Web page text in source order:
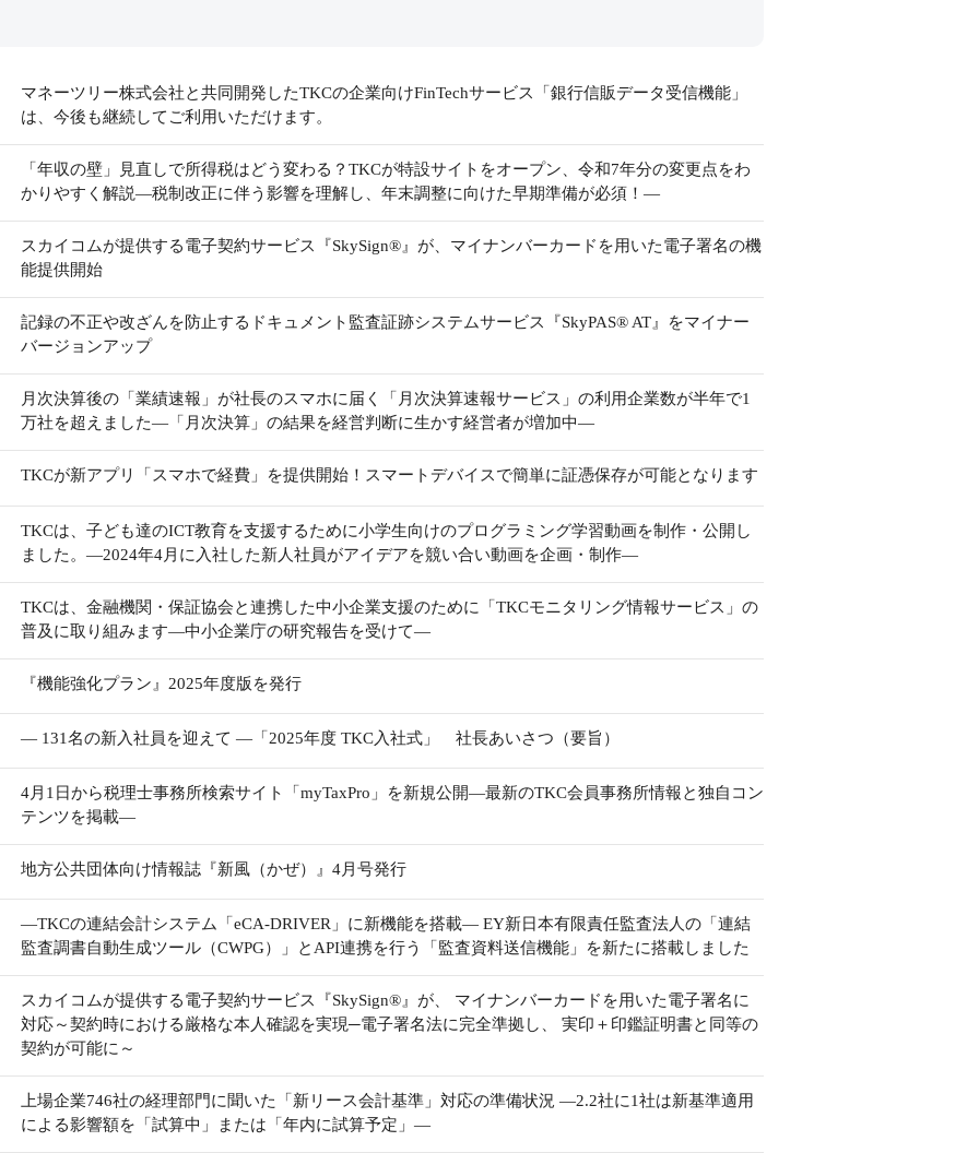
マネーツリー株式会社と共同開発したTKCの企業向けFinTechサービス「銀行信販データ受信機能」
は、今後も継続してご利用いただけます。
「年収の壁」見直しで所得税はどう変わる？TKCが特設サイトをオープン、令和7年分の変更点をわ
かりやすく解説―税制改正に伴う影響を理解し、年末調整に向けた早期準備が必須！―
スカイコムが提供する電子契約サービス『SkySign®』が、マイナンバーカードを用いた電子署名の機
能提供開始
記録の不正や改ざんを防止するドキュメント監査証跡システムサービス『SkyPAS® AT』をマイナー
バージョンアップ
月次決算後の「業績速報」が社長のスマホに届く「月次決算速報サービス」の利用企業数が半年で1
万社を超えました―「月次決算」の結果を経営判断に生かす経営者が増加中―
TKCが新アプリ「スマホで経費」を提供開始！スマートデバイスで簡単に証憑保存が可能となります
TKCは、子ども達のICT教育を支援するために小学生向けのプログラミング学習動画を制作・公開し
ました。―2024年4月に入社した新人社員がアイデアを競い合い動画を企画・制作―
TKCは、金融機関・保証協会と連携した中小企業支援のために「TKCモニタリング情報サービス」の
普及に取り組みます―中小企業庁の研究報告を受けて―
『機能強化プラン』2025年度版を発行
― 131名の新入社員を迎えて ―「2025年度 TKC入社式」 社長あいさつ（要旨）
4月1日から税理士事務所検索サイト「myTaxPro」を新規公開―最新のTKC会員事務所情報と独自コン
テンツを掲載―
地方公共団体向け情報誌『新風（かぜ）』4月号発行
―TKCの連結会計システム「eCA-DRIVER」に新機能を搭載― EY新日本有限責任監査法人の「連結
監査調書自動生成ツール（CWPG）」とAPI連携を行う「監査資料送信機能」を新たに搭載しました
スカイコムが提供する電子契約サービス『SkySign®』が、 マイナンバーカードを用いた電子署名に
対応～契約時における厳格な本人確認を実現─電子署名法に完全準拠し、 実印＋印鑑証明書と同等の
契約が可能に～
上場企業746社の経理部門に聞いた「新リース会計基準」対応の準備状況 ―2.2社に1社は新基準適用
による影響額を「試算中」または「年内に試算予定」―